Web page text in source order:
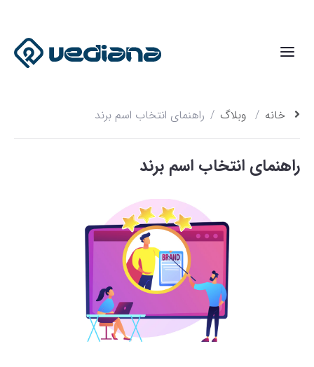
خانه وبلاگ راهنمای انتخاب اسم برند
راهنمای انتخاب اسم برند